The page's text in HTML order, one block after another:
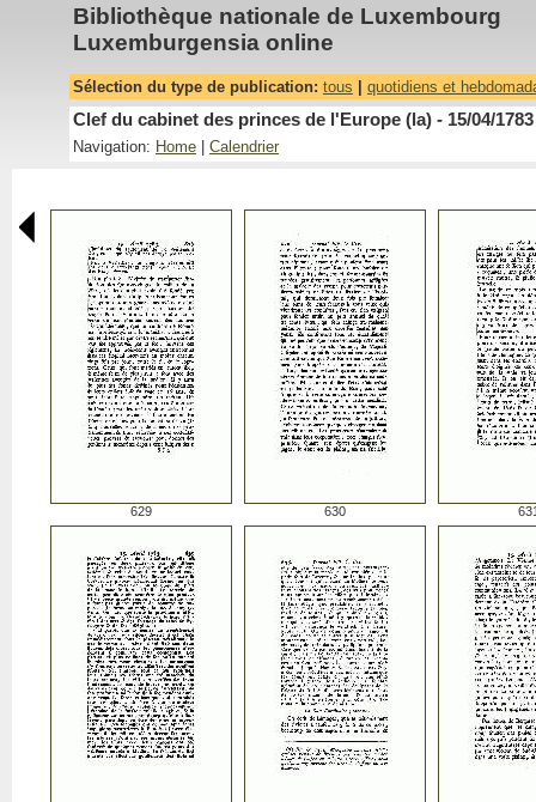
Bibliothèque nationale de Luxembourg
Luxemburgensia online
Sélection du type de publication: tous quotidiens et
Clef du cabinet des princes de l'Europe (la) - 15/04/1783
Navigation: Home Calendrier
629 630